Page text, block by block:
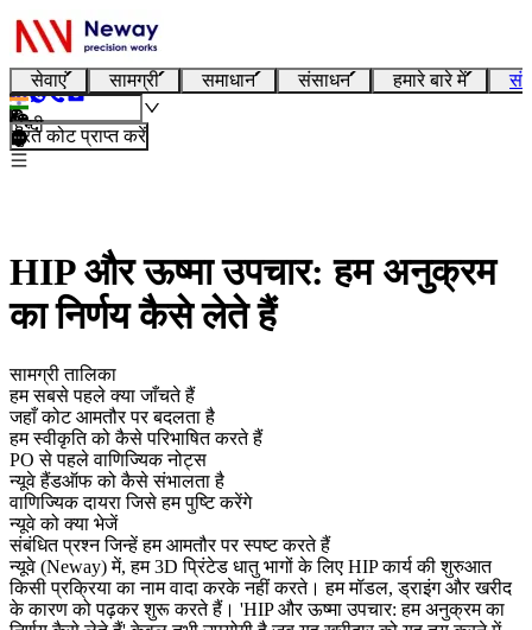
सेवाएं सामग्री समाधान संसाधन हमारे बारे में
हिन्दी
तुरंत कोट प्राप्त करें
HIP और ऊष्मा उपचार: हम अनुक्रम
का निर्णय कैसे लेते हैं
सामग्री तालिका
हम सबसे पहले क्या जाँचते हैं
जहाँ कोट आमतौर पर बदलता है
हम स्वीकृति को कैसे परिभाषित करते हैं
PO से पहले वाणिज्यिक नोट्स
न्यूवे हैंडऑफ को कैसे संभालता है
वाणिज्यिक दायरा जिसे हम पुष्टि करेंगे
न्यूवे को क्या भेजें
संबंधित प्रश्न जिन्हें हम आमतौर पर स्पष्ट करते हैं
न्यूवे (Neway) में, हम3D प्रिंटेड धातु भागों के लिए HIPकार्य की शुरुआत
किसी प्रक्रिया का नाम वादा करके नहीं करते। हम मॉडल, ड्राइंग और खरीद
के कारण को पढ़कर शुरू करते हैं। 'HIP और ऊष्मा उपचार: हम अनुक्रम का